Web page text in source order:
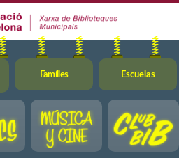
Famílies Escuelas